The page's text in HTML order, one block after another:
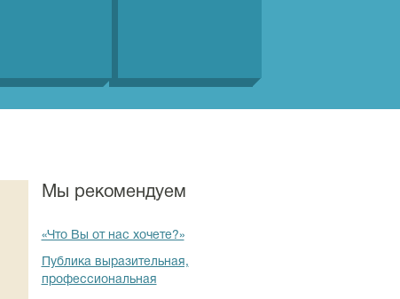
Мы рекомендуем
«Что Вы от нас хочете?»
Публика выразительная,
профессиональная